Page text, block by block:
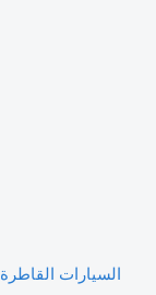
السيارات القاطرة Volvo FH12 460